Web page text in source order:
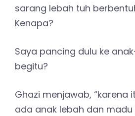
sarang lebah tuh
Kenapa?
Saya pancing dulu ke
begitu?
Ghazi menjawab, “karena
ada anak lebah dan madu